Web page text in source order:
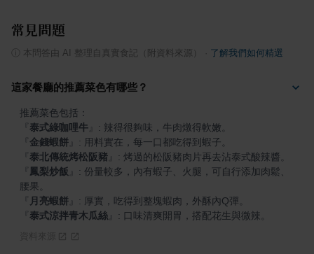
常見問題
本問答由 AI 整理自真實食記（附資料來源） 了解我們如何精選
這家餐廳的推薦菜色有哪些？
泰式綠咖哩牛
金錢蝦餅
泰北傳統烤松阪豬
鳳梨炒飯
: 份量較多，內有蝦子、火腿，可自行添加肉鬆、
月亮蝦餅
泰式涼拌青木瓜絲 : 口味清爽開胃，搭配花生與微辣。